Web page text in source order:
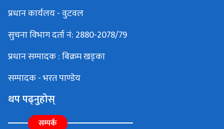
प्रधान कार्यलय - वुटवल
सुचना विभाग दर्ता नं: 2880-2078/79
प्रधान सम्पादक : बिक्रम खड्का
सम्पादक - भरत पाण्डेय
थप पढ्नुहोस्
सम्पर्क